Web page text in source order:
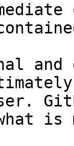
and
what